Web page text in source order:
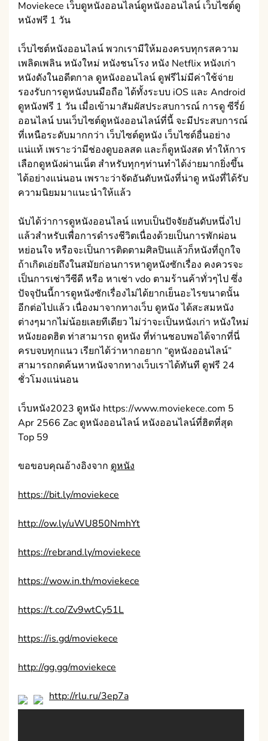
Moviekece เว็บดูหนังออนไลน์ดูหนังออนไลน์ เว็บไซต์ดู
หนังฟรี 1 วัน
เว็บไซต์หนังออนไลน์ พวกเรามีให้มองครบทุกรสความ
เพลิดเพลิน หนังใหม่ หนังชนโรง หนัง Netflix หนังเก่า
หนังดังในอดีตกาล ดูหนังออนไลน์ ดูฟรีไม่มีค่าใช้จ่าย
รองรับการดูหนังบนมือถือ ได้ทั้งระบบ iOS และ Android
ดูหนังฟรี 1 วัน เมื่อเข้ามาสัมผัสประสบการณ์ การดู ซีรี่ย์
ออนไลน์ บนเว็บไซต์ดูหนังออนไลน์ที่นี้ จะมีประสบการณ์
ที่เหนือระดับมากกว่า เว็บไซต์ดูหนัง เว็บไซต์อื่นอย่าง
แน่แท้ เพราะว่ามีช่องดูบอลสด และก็ดูหนังสด ทำให้การ
เลือกดูหนังผ่านเน็ต สำหรับทุกๆท่านทำได้ง่ายมากยิ่งขึ้น
ได้อย่างแน่นอน เพราะว่าจัดอันดับหนังที่น่าดู หนังที่ได้รับ
ความนิยมมาแนะนำให้แล้ว
นับได้ว่าการดูหนังออนไลน์ แทบเป็นปัจจัยอันดับหนึ่งไป
แล้วสำหรับเพื่อการดำรงชีวิตเนื่องด้วยเป็นการพักผ่อน
หย่อนใจ หรือจะเป็นการติดตามศิลปินแล้วก็หนังที่ถูกใจ
ถ้าเกิดเอ่ยถึงในสมัยก่อนการหาดูหนังซักเรื่อง คงควรจะ
เป็นการเช่าวีซีดี หรือ หาเช่า vdo ตามร้านค้าทั่วๆไป ซึ่ง
ปัจจุปันนี้การดูหนังซักเรื่องไม่ได้ยากเย็นอะไรขนาดนั้น
อีกต่อไปแล้ว เนื่องมาจากทางเว็บ ดูหนัง ได้สะสมหนัง
ต่างๆมากไม่น้อยเลยทีเดียว ไม่ว่าจะเป็นหนังเก่า หนังใหม่
หนังยอดฮิต ท่าสามารถ ดูหนัง ที่ท่านชอบพอได้จากที่นี่
ครบจบทุกแนว เรียกได้ว่าหากอยาก “ดูหนังออนไลน์”
สามารถกดค้นหาหนังจากทางเว็บเราได้ทันที ดูฟรี 24
ชั่วโมงแน่นอน
เว็บหนัง2023 ดูหนัง https://www.moviekece.com 5
Apr 2566 Zac ดูหนังออนไลน์ หนังออนไลน์ที่ฮิตที่สุด
Top 59
ขอขอบคุณอ้างอิงจาก ดูหนัง
https://bit.ly/moviekece
http://ow.ly/uWU850NmhYt
https://rebrand.ly/moviekece
https://wow.in.th/moviekece
https://t.co/Zv9wtCy51L
https://is.gd/moviekece
http://gg.gg/moviekece
http://rlu.ru/3ep7a